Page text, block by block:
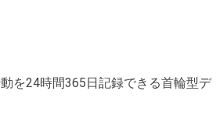
を24時間365日記録できる首輪型デ